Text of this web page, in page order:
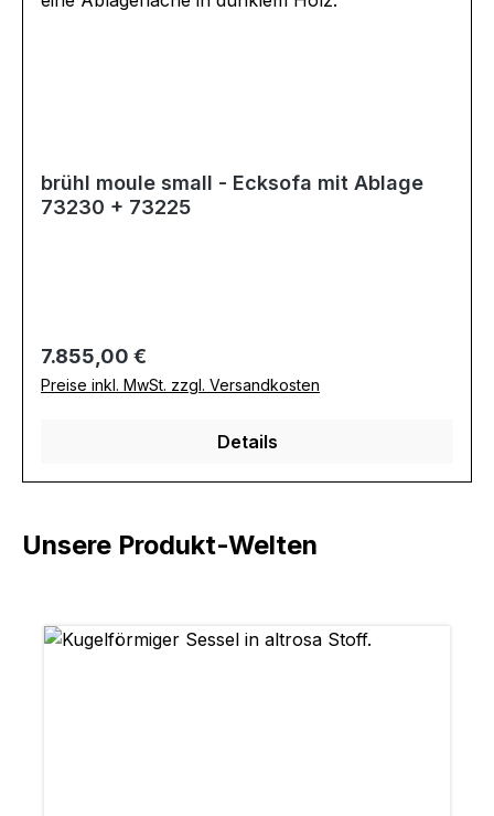
brühl moule small - Ecksofa mit Ablage
73230 + 73225
Regulärer Preis:
7.855,00 €
Preise inkl. MwSt. zzgl. Versandkosten
Details
Unsere Produkt-Welten